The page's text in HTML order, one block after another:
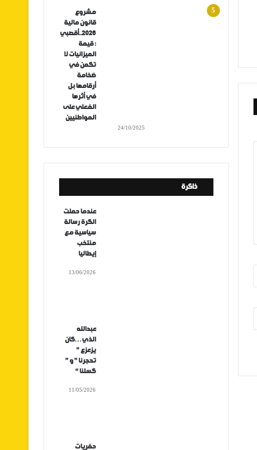
مشروع
قانون مالية
2026..أقصبي
: قيمة
الميزانيات لا
تكمن في
ضخامة
أرقامها بل
في أثرها
الفعلي على
المواطنيين
24/10/2025
ذاكرة
عندما حملت
الكرة رسالة
سياسية مع
منتخب
إيطاليا
13/06/2026
عبدالله
الذي…كان
يزعزع ”
تحجرنا ” و ”
كسلنا “
11/05/2026
حفريات